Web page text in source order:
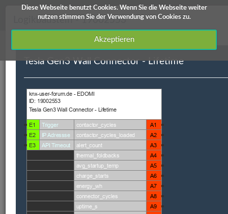
Diese Webseite benutzt Cookies. Wenn Sie die Webseite weiter
nutzen stimmen Sie der Verwendung von Cookies zu.
Akzeptieren
knx-user-forum Service
ETS Produktdatenbanken
Edomi
Kategorie Kurzbeschreibung
Lastmanagement
Tesla Gen3 Wall
Logikbaustein - 19002553
Tesla Gen3 Wall Connector - Lifetime